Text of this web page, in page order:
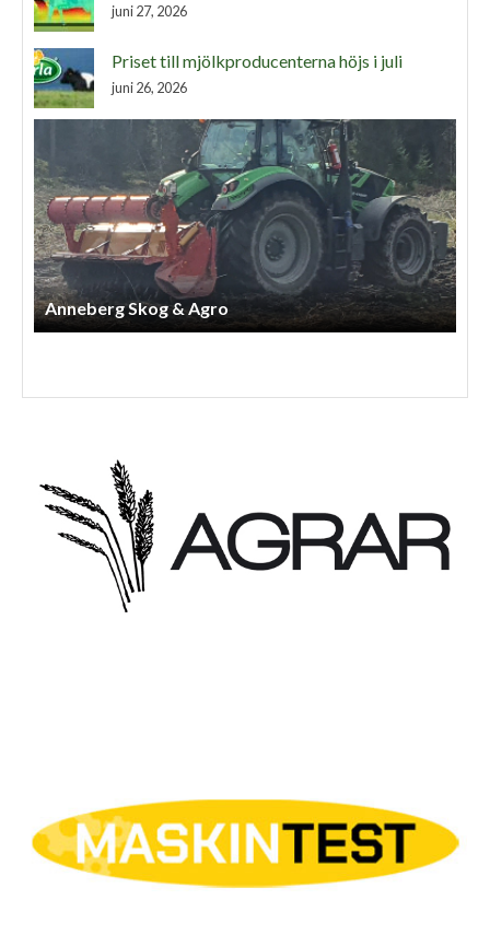
juni 27, 2026
Priset till mjölkproducenterna höjs i juli
juni 26, 2026
Anneberg Skog & Agro